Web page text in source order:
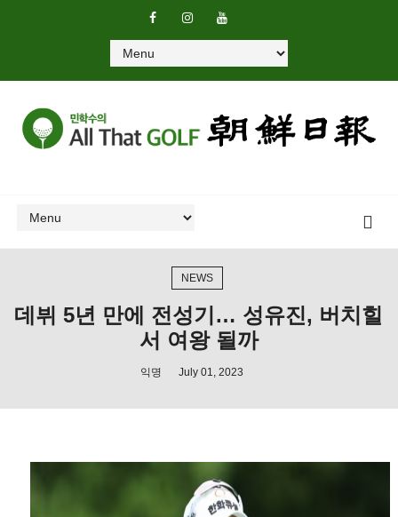
NEWS
데뷔 5년 만에 전성기… 성유진, 버치힐
서 여왕 될까
익명 July 01, 2023